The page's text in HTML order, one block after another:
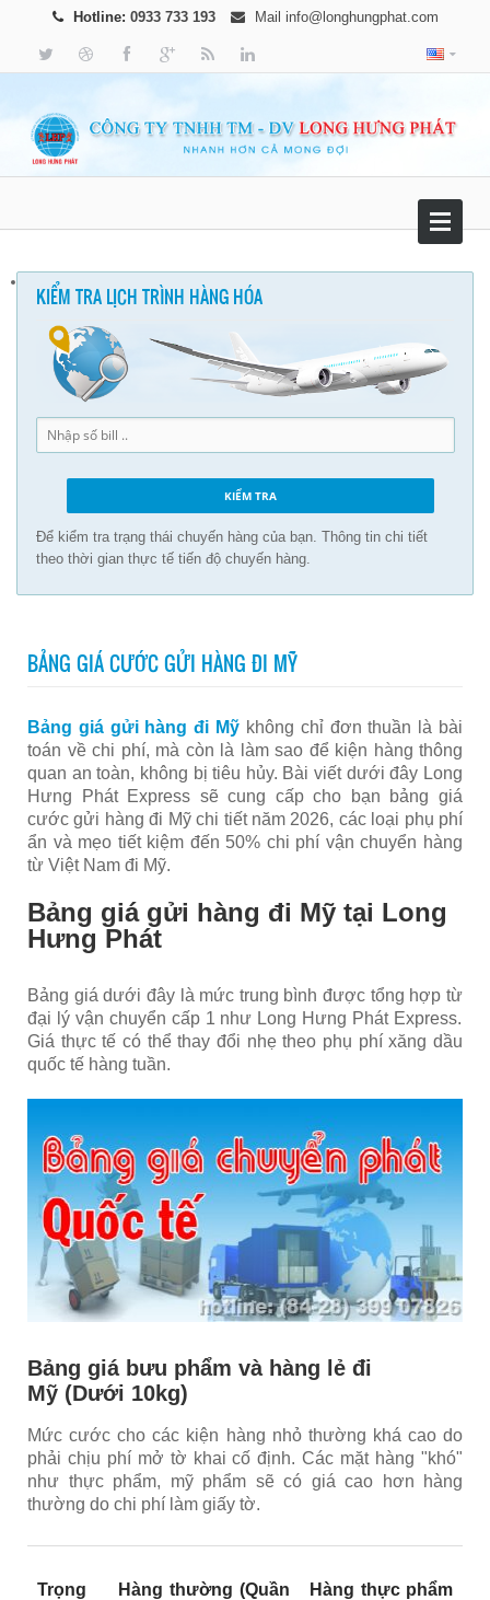
Hotline: 0933 733 193 Mail info@longhungphat.com
KIỂM TRA LỊCH TRÌNH HÀNG HÓA
Để kiểm tra trạng thái chuyến hàng của bạn. Thông tin chi tiết
theo thời gian thực tế tiến độ chuyến hàng.
BẢNG GIÁ CƯỚC GỬI HÀNG ĐI MỸ
Bảng giá gửi hàng đi Mỹ không chỉ đơn thuần là bài
toán về chi phí, mà còn là làm sao để kiện hàng thông
quan an toàn, không bị tiêu hủy. Bài viết dưới đây Long
Hưng Phát Express sẽ cung cấp cho bạn bảng giá
cước gửi hàng đi Mỹ chi tiết năm 2026, các loại phụ phí
ẩn và mẹo tiết kiệm đến 50% chi phí vận chuyển hàng
từ Việt Nam đi Mỹ.
Bảng giá gửi hàng đi Mỹ tại Long
Hưng Phát
Bảng giá dưới đây là mức trung bình được tổng hợp từ
đại lý vận chuyển cấp 1 như Long Hưng Phát Express.
Giá thực tế có thể thay đổi nhẹ theo phụ phí xăng dầu
quốc tế hàng tuần.
Bảng giá bưu phẩm và hàng lẻ đi
Mỹ (Dưới 10kg)
Mức cước cho các kiện hàng nhỏ thường khá cao do
phải chịu phí mở tờ khai cố định. Các mặt hàng "khó"
như thực phẩm, mỹ phẩm sẽ có giá cao hơn hàng
thường do chi phí làm giấy tờ.
Trọng
Hàng thường (Quần
Hàng thực phẩm